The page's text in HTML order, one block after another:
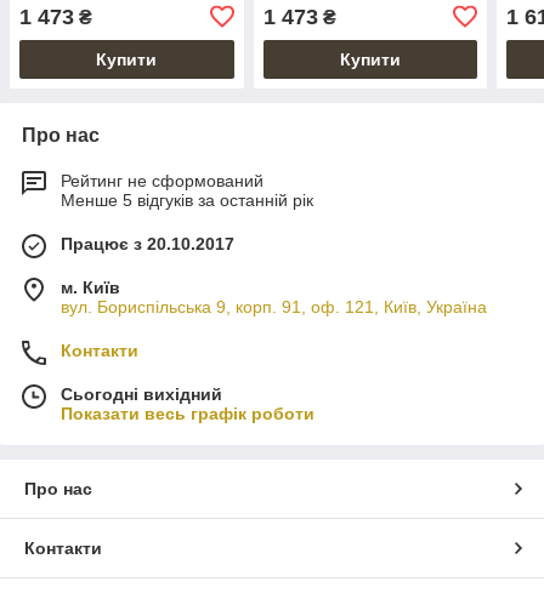
колекція "let's Go Travel"
1 473 ₴
Купити
колекція "Let's Go Travel"
1 473₴
Купити
1
Про нас
Рейтинг не сформований
Менше 5 відгуків за останній рік
Працює з 20.10.2017
м. Київ
вул. Бориспільська 9, корп. 91, оф. 121, Київ, Україна
Контакти
Сьогодні вихідний
Показати весь графік роботи
Про нас
Контакти